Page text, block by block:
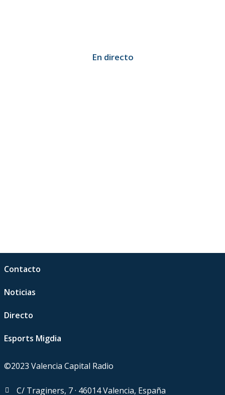
En directo
Contacto
Noticias
Directo
Esports Migdia
©2023 Valencia Capital Radio
C/ Traginers, 7 · 46014 Valencia, España